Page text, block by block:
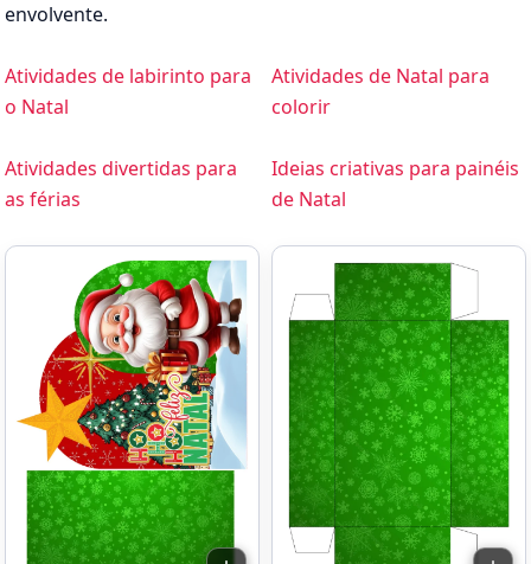
envolvente.
Atividades de labirinto para
o Natal
Atividades de Natal para
colorir
Atividades divertidas para
as férias
Ideias criativas para painéis
de Natal